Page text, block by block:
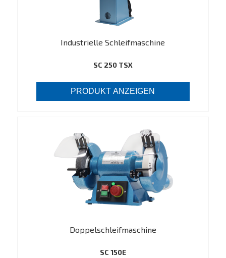
Industrielle Schleifmaschine
SC 250 TSX
PRODUKT ANZEIGEN
Doppelschleifmaschine
SC 150E